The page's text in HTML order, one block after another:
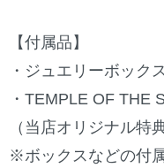
【付属品】
・ジュエリーボック
・TEMPLE OF THE
（当店オリジナル特典
※ボックスなどの付